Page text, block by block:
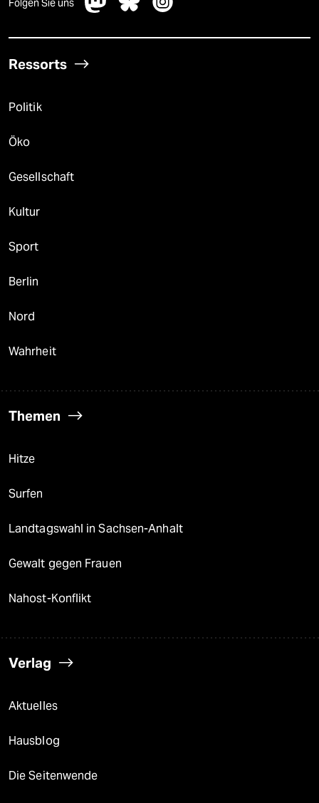
Folgen Sie uns
Ressorts
Politik
Öko
Gesellschaft
Kultur
Sport
Berlin
Nord
Wahrheit
Themen
Hitze
Surfen
Landtagswahl in Sachsen-Anhalt
Gewalt gegen Frauen
Nahost-Konflikt
Verlag
Aktuelles
Hausblog
Die Seitenwende